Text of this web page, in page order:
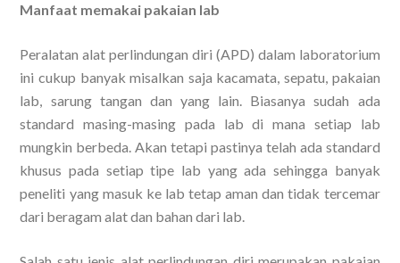
Manfaat memakai pakaian lab
Peralatan alat perlindungan diri (APD) dalam laboratorium
ini cukup banyak misalkan saja kacamata, sepatu, pakaian
lab, sarung tangan dan yang lain. Biasanya sudah ada
standard masing-masing pada lab di mana setiap lab
mungkin berbeda. Akan tetapi pastinya telah ada standard
khusus pada setiap tipe lab yang ada sehingga banyak
peneliti yang masuk ke lab tetap aman dan tidak tercemar
dari beragam alat dan bahan dari lab.